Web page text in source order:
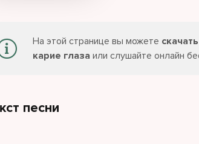
На этой странице вы можете
карие глаза или слушайте онлайн
песни